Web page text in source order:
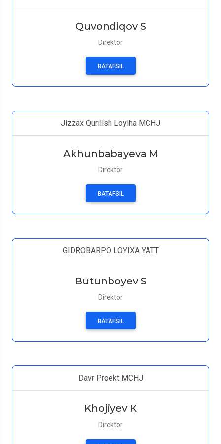
Quvondiqov S
Direktor
BATAFSIL
Jizzax Qurilish Loyiha MCHJ
Akhunbabayeva M
Direktor
BATAFSIL
GIDROBARPO LOYIXA YATT
Butunboyev S
Direktor
BATAFSIL
Davr Proekt MCHJ
Khojiyev К
Direktor